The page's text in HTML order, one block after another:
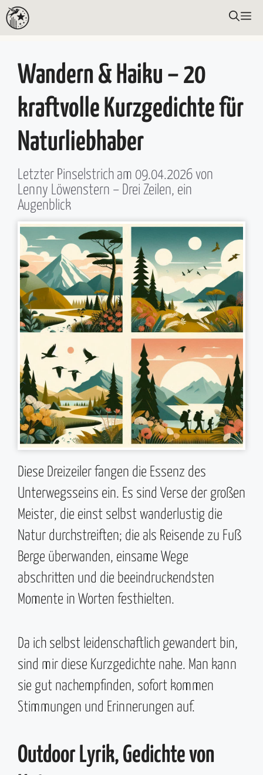
Zum
Inhalt
Wandern & Haiku – 20
kraftvolle Kurzgedichte für
Naturliebhaber
Letzter Pinselstrich am 09.04.2026 von
Lenny Löwenstern – Drei Zeilen, ein
Augenblick
Diese Dreizeiler fangen die Essenz des
Unterwegsseins ein. Es sind Verse der großen
Meister, die einst selbst wanderlustig die
Natur durchstreiften; die als Reisende zu Fuß
Berge überwanden, einsame Wege
abschritten und die beeindruckendsten
Momente in Worten festhielten.
Da ich selbst leidenschaftlich gewandert bin,
sind mir diese Kurzgedichte nahe. Man kann
sie gut nachempfinden, sofort kommen
Stimmungen und Erinnerungen auf.
Outdoor Lyrik, Gedichte von